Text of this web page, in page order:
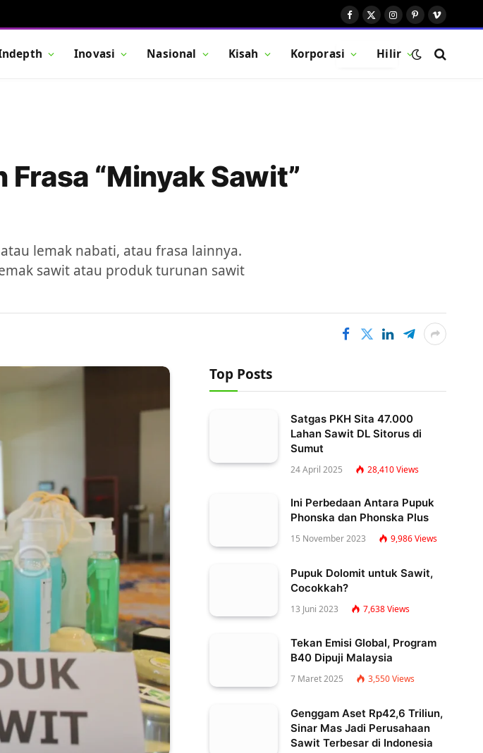
Facebook
X
Instagram
Pinterest
Vimeo
Inovasi Nasional Kisah Korporasi Hilir
BUTTON
“Minyak Sawit”
lemak nabati, atau frasa lainnya.
sawit atau produk turunan sawit
Top Posts
Satgas PKH Sita 47.000
Lahan Sawit DL Sitorus di
Sumut
24 April 2025 28,410Views
Ini Perbedaan Antara Pupuk
Phonska dan Phonska Plus
15 November 2023 9,986Views
Pupuk Dolomit untuk Sawit,
Cocokkah?
13 Juni 2023 7,638Views
Tekan Emisi Global, Program
B40 Dipuji Malaysia
7 Maret 2025 3,550Views
Genggam Aset Rp42,6 Triliun,
Sinar Mas Jadi Perusahaan
Sawit Terbesar di Indonesia